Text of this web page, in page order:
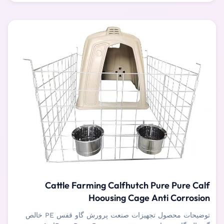
Cattle Farming Calfhutch Pure Pure Calf
Hoousing Cage Anti Corrosion
توضیحات محصول تجهیزات صنعت پرورش گاو قفس PE خالص